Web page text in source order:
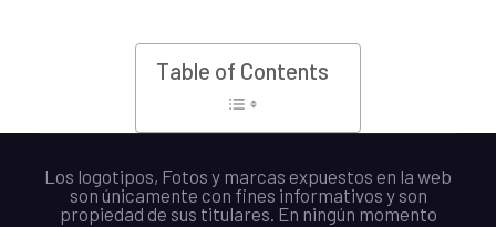
Table of Contents
Los logotipos, Fotos y marcas expuestos en la web
son únicamente con fines informativos y son
propiedad de sus titulares. En ningún momento